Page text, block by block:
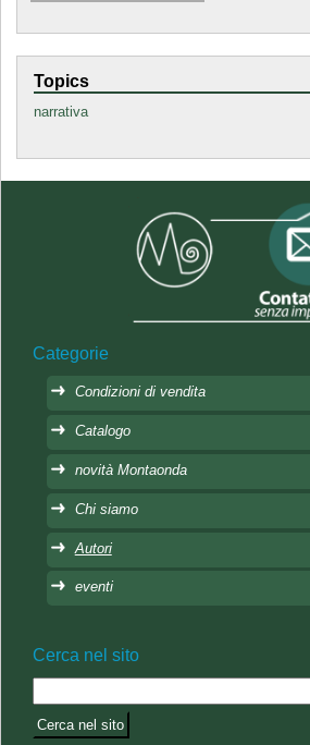
Topics
narrativa
Categorie
Condizioni di vendita
Catalogo
novità Montaonda
Chi siamo
Autori
eventi
Cerca nel sito